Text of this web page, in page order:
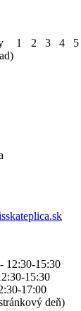
1 2 3 4 5
12:30-15:30
15:30
17:00
deň)